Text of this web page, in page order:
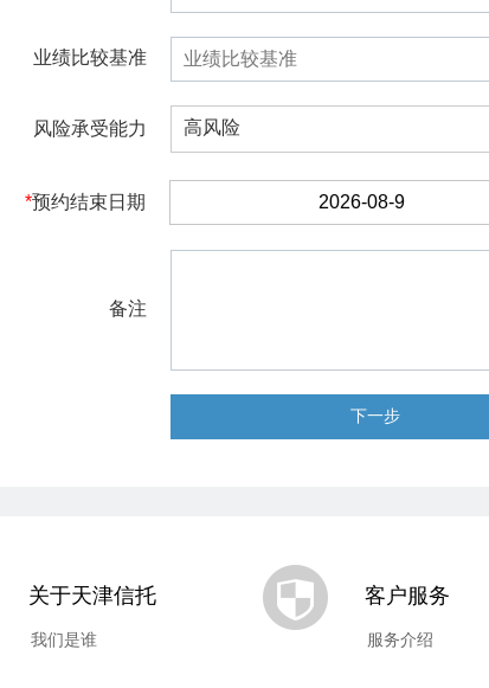
业绩比较基准
风险承受能力 高风险
*预约结束日期
备注
下一步
关于天津信托
我们是谁
客户服务
服务介绍